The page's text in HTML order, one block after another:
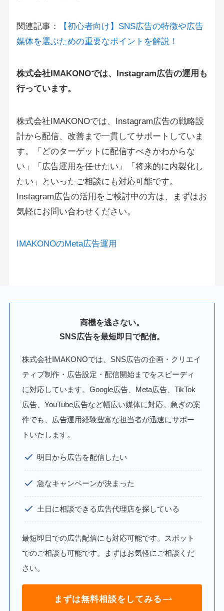
関連記事：
【初心者向け】SNS広告の特徴や広告
媒体を選ぶための重要なポイントを解説！
株式会社IMAKONOでは、Instagram広告の運用も
行っています。
株式会社IMAKONOでは、Instagram広告の戦略設
計から配信、改善まで一貫してサポートしていま
す。「どのターゲットに配信すべきかわからな
い」「広告運用を任せたい」「将来的に内製化し
たい」といったご相談にも対応可能です。
Instagram広告の活用をご検討中の方は、まずはお
気軽にお問い合わせください。
IMAKONOのMeta広告運用
商機を逃さない。
SNS広告を最短即日で配信。
株式会社IMAKONOでは、SNS広告の企画・クリエイ
ティブ制作・広告設定・配信開始までをスピーディ
に対応しています。Google広告、Meta広告、TikTok
広告、YouTube広告など幅広い媒体に対応。急ぎの案
件でも、広告運用経験豊富な担当者が迅速にサポー
トいたします。
明日から広告を配信したい
急なキャンペーンが決まった
土日に相談できる広告代理店を探している
最短即日での広告配信にも対応可能です。スポット
でのご相談も可能です。まずはお気軽にご相談くだ
さい。
まずは無料相談をしてみる